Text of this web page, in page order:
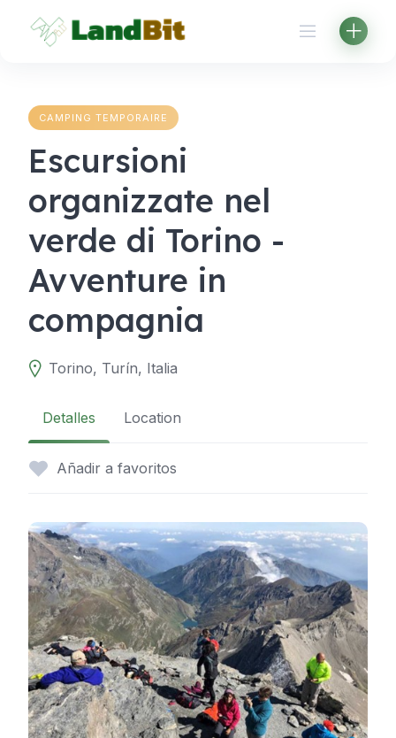
contenu
CAMPING TEMPORAIRE
Escursioni
organizzate nel
verde di Torino -
Avventure in
compagnia
Torino, Turín, Italia
Detalles Location
Añadir a favoritos